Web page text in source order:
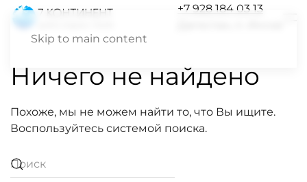
Skip to main content
+7 928 184 03 13
Ничего не найдено
Похоже, мы не можем найти то, что Вы ищите.
Воспользуйтесь системой поиска.